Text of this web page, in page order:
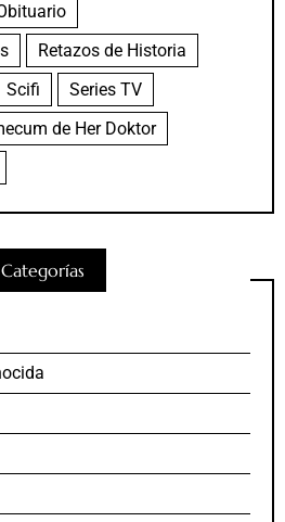
Retazos de Historia
Scifi
Series TV
de Her Doktor
Categorías